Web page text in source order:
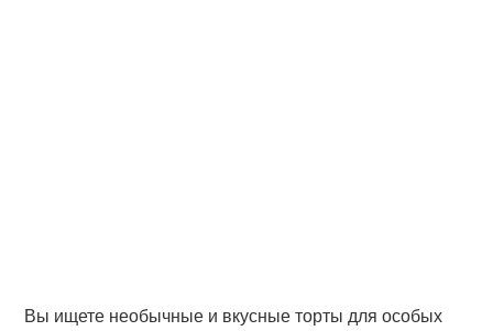
Вы ищете необычные и вкусные торты для особых